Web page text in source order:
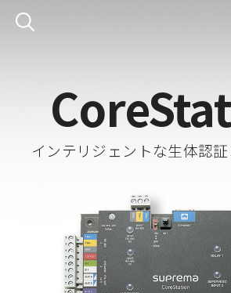
インテリジェントな生体認